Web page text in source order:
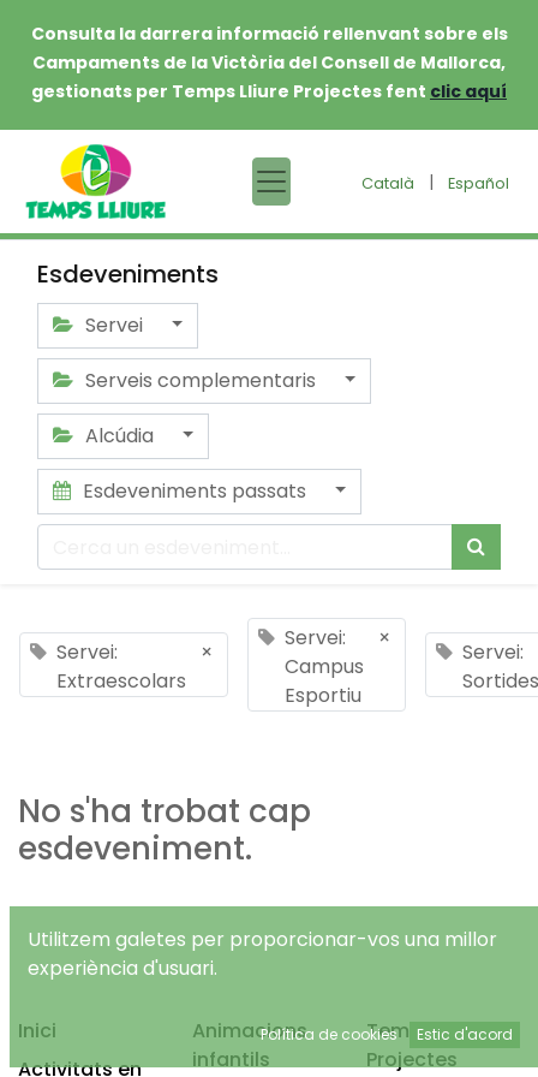
Consulta la darrera informació rellenvant sobre els
Campaments de la Victòria del Consell de Mallorca,
gestionats per Temps Lliure Projectes fent clic aquí
Català | Español
Esdeveniments
Servei
Serveis complementaris
Alcúdia
Esdeveniments passats
Servei:
Extraescolars
×
Servei:
Campus
Esportiu
×
Servei:
Sortides
No s'ha trobat cap
esdeveniment.
Inici
Activitats en
Animacions
infantils
Temps Lliure
Projectes
Utilitzem galetes per proporcionar-vos una millor
experiència d'usuari.
Política de cookies Estic d'acord